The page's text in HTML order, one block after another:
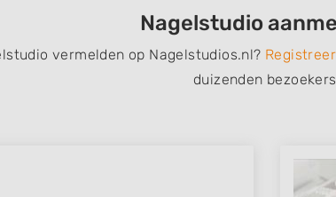
Nagelstudio
vermelden op Nagelstudios.nl? Registreer
duizenden